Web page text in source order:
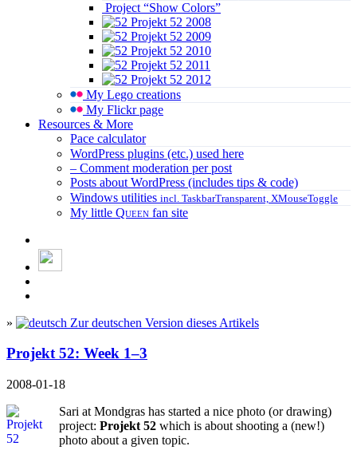
Project “Show Colors”
Projekt 52 2008
Projekt 52 2009
Projekt 52 2010
Projekt 52 2011
Projekt 52 2012
My Lego creations
My Flickr page
Resources & More
Pace calculator
WordPress plugins (etc.) used here
– Comment moderation per post
Posts about WordPress (includes tips & code)
Windows utilities incl. TaskbarTransparent, XMouseToggle
My little Queen fan site
» Zur deutschen Version dieses Artikels
Projekt 52: Week 1–3
2008-01-18
Sari at Mondgras has started a nice photo (or drawing)
project: Projekt 52 which is about shooting a (new!)
photo about a given topic.